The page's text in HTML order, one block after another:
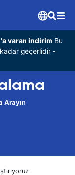
'a varan indirim Bu
geçerlidir -
Arayın